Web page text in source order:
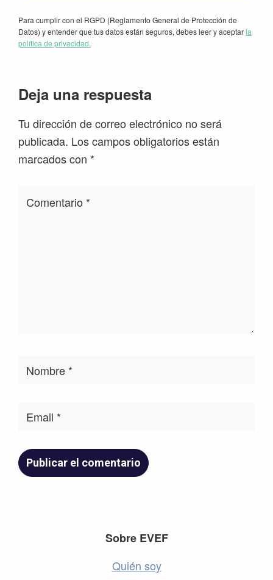
Para cumplir con el RGPD (Reglamento General de Protección de
Datos) y entender que tus datos están seguros, debes leer y aceptarla
política de privacidad.
Interacciones
los
lectores
Deja una respuesta
Tu dirección de correo electrónico no será
publicada. Los campos obligatorios están
marcados con *
Sobre EVEF
Quién soy